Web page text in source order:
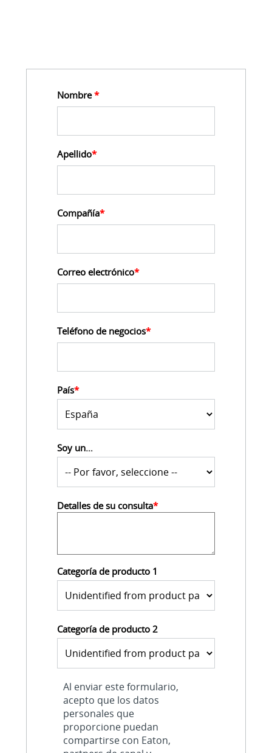
Nombre *
Apellido*
Compañía*
Correo electrónico*
Teléfono de negocios*
País*
Soy un…
Detalles de su consulta*
Categoría de producto 1
Categoría de producto 2
Al enviar este formulario,
acepto que los datos
personales que
proporcione puedan
compartirse con Eaton,